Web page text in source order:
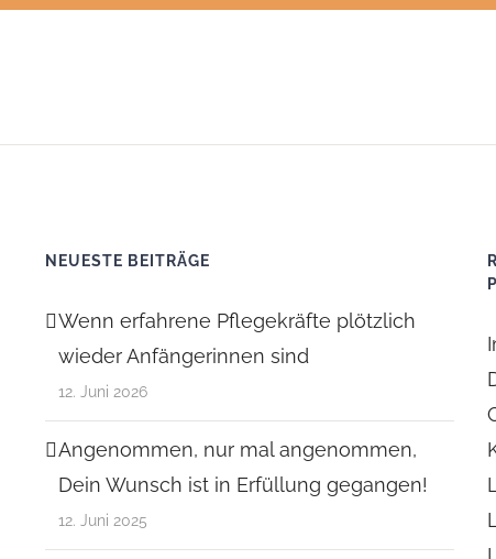
NEUESTE BEITRÄGE
Wenn erfahrene Pflegekräfte plötzlich
wieder Anfängerinnen sind
12. Juni 2026
Angenommen, nur mal angenommen,
Dein Wunsch ist in Erfüllung gegangen!
12. Juni 2025